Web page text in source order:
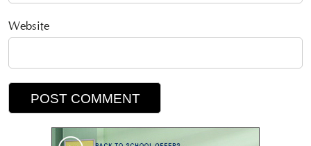
Website